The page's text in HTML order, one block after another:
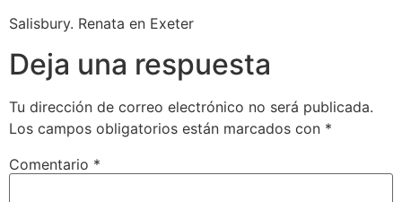
Salisbury. Renata en Exeter
Deja una respuesta
Tu dirección de correo electrónico no será publicada.
Los campos obligatorios están marcados con *
Comentario *